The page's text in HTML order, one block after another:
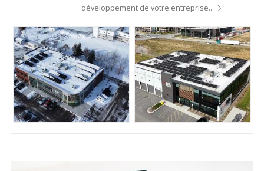
développement de votre entreprise…